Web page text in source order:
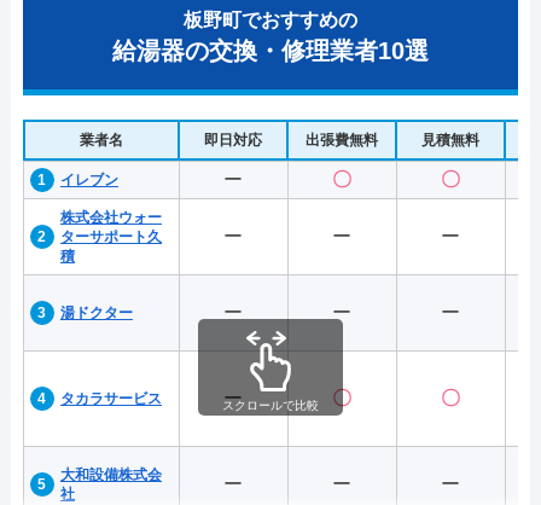
板野町でおすすめの
給湯器の交換・修理業者10選
業者名 即日対応 出張費無料 見積無料
イレブン ー 〇 〇
株式会社ウォー
ターサポート久
積
ー ー ー
湯ドクター ー ー ー
タカラサービス ー 〇 〇
大和設備株式会
社
ー ー ー
スクロールで比較